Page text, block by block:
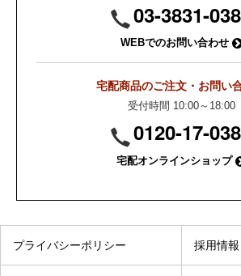
03-3831-
WEBでのお問い合わせ
宅配商品のご注文・お問い
受付時間 10:00～18:00
0120-17-
宅配オンラインショップ
プライバシーポリシー 採用情報